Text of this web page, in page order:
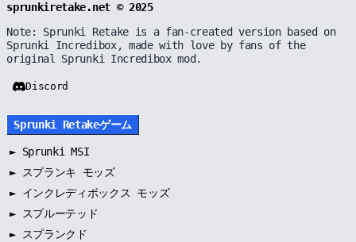
sprunkiretake.net © 2025
Note: Sprunki Retake is a fan-created version based on
Sprunki Incredibox, made with love by fans of the
original Sprunki Incredibox mod.
Discord
Sprunki Retakeゲーム
► Sprunki MSI
► スプランキ モッズ
► インクレディボックス モッズ
► スプルーテッド
► スプランクド